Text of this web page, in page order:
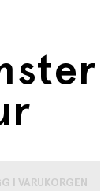
I VARUKORGEN